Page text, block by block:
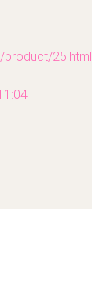
product/25.html